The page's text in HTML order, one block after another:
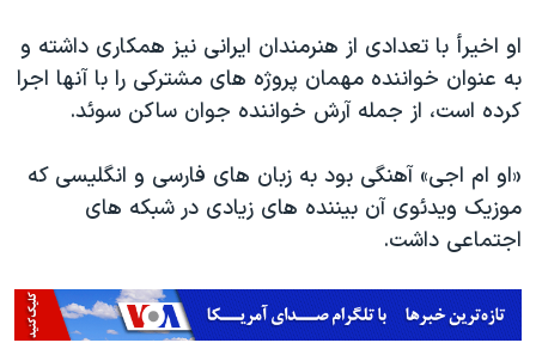
او اخیرأ با تعدادی از هنرمندان ایرانی نیز همکاری داشته و
به عنوان خواننده مهمان پروژه های مشترکی را با آنها اجرا
کرده است، از جمله آرش خواننده جوان ساکن سوئد.
«او ام اجی» آهنگی بود به زبان های فارسی و انگلیسی که
موزیک ویدئوی آن بیننده های زیادی در شبکه های
اجتماعی داشت.